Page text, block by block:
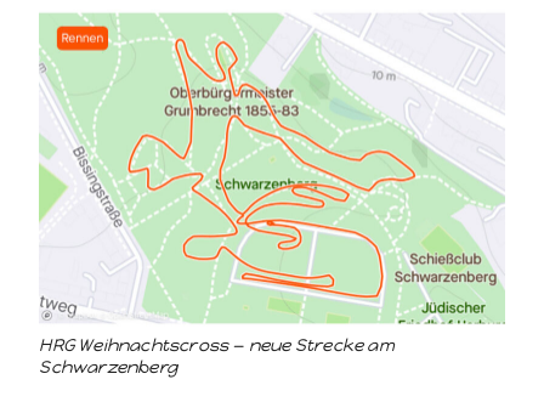
HRG Wei­h­nachtscross — neue Strecke am
Schwarzenberg